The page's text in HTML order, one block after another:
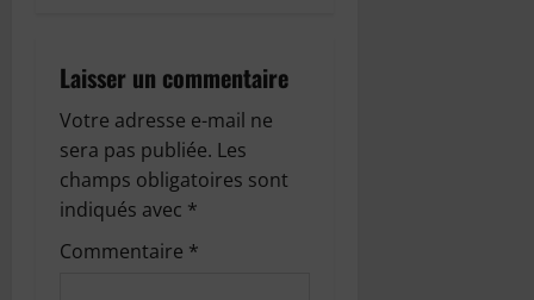
a
t
i
o
n
Laisser un commentaire
Votre adresse e-mail ne
sera pas publiée. Les
champs obligatoires sont
indiqués avec *
Commentaire *